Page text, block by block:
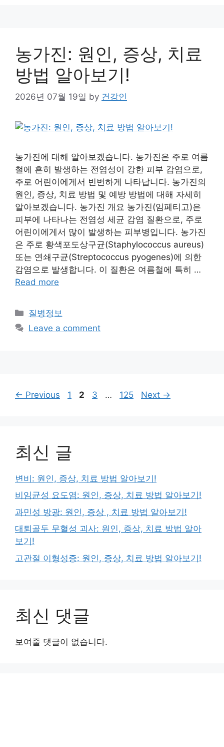
농가진: 원인, 증상, 치료
방법 알아보기!
2026년 07월 19일 by 건강인
농가진에 대해 알아보겠습니다. 농가진은 주로 여름
철에 흔히 발생하는 전염성이 강한 피부 감염으로,
주로 어린이에게서 빈번하게 나타납니다. 농가진의
원인, 증상, 치료 방법 및 예방 방법에 대해 자세히
알아보겠습니다. 농가진 개요 농가진(임페티고)은
피부에 나타나는 전염성 세균 감염 질환으로, 주로
어린이에게서 많이 발생하는 피부병입니다. 농가진
은 주로 황색포도상구균(Staphylococcus aureus)
또는 연쇄구균(Streptococcus pyogenes)에 의한
감염으로 발생합니다. 이 질환은 여름철에 특히 …
Read more
Categories
질병정보
Leave a comment
← Previous Page
1 Page
2 Page
3 … Page
125 Next →
최신 글
변비: 원인, 증상, 치료 방법 알아보기!
비임균성 요도염: 원인, 증상, 치료 방법 알아보기!
과민성 방광: 원인, 증상 , 치료 방법 알아보기!
대퇴골두 무혈성 괴사: 원인, 증상, 치료 방법 알아
보기!
고관절 이형성증: 원인, 증상, 치료 방법 알아보기!
최신 댓글
보여줄 댓글이 없습니다.